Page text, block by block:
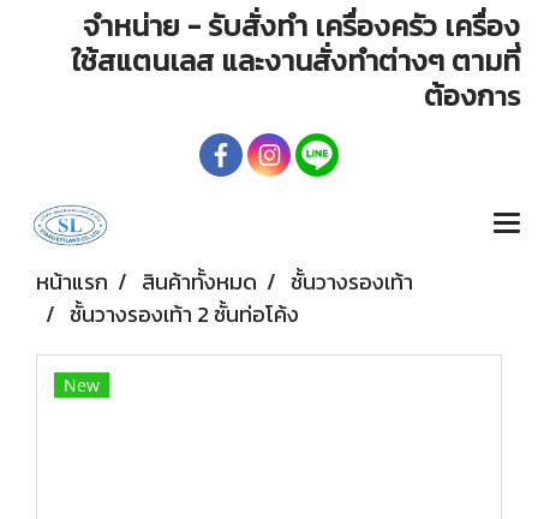
จำหน่าย - รับสั่งทำ เครื่องครัว เครื่อง
ใช้สแตนเลส และงานสั่งทำต่างๆ ตามที่
ต้องการ
หน้าแรก สินค้าทั้งหมด
ชั้นวางรองเท้า
ชั้นวางรองเท้า 2 ชั้นท่อโค้ง
New